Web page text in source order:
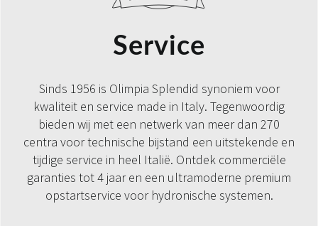
Service
Sinds 1956 is Olimpia Splendid synoniem voor
kwaliteit en service made in Italy. Tegenwoordig
bieden wij met een netwerk van meer dan 270
centra voor technische bijstand een uitstekende en
tijdige service in heel Italië. Ontdek commerciële
garanties tot 4 jaar en een ultramoderne premium
opstartservice voor hydronische systemen.